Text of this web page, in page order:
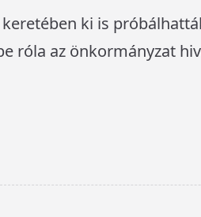
ki is
róla az önkormányzat